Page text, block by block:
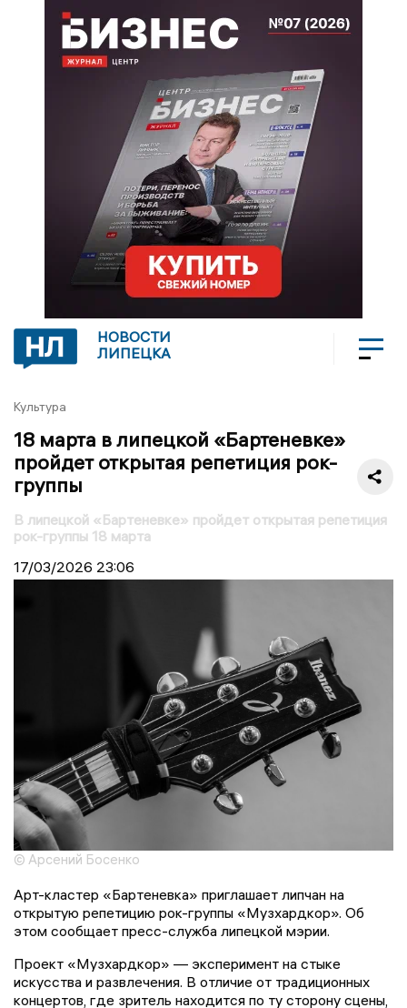
НОВОСТИ
ЛИПЕЦКА
Культура
18 марта в липецкой «Бартеневке»
пройдет открытая репетиция рок-
группы
В липецкой «Бартеневке» пройдет открытая репетиция
рок-группы 18 марта
17/03/2026 23:06
© Арсений Босенко
Арт-кластер «Бартеневка» приглашает липчан на
открытую репетицию рок-группы «Музхардкор». Об
этом сообщает пресс-служба липецкой мэрии.
Проект «Музхардкор» — эксперимент на стыке
искусства и развлечения. В отличие от традиционных
концертов, где зритель находится по ту сторону сцены,